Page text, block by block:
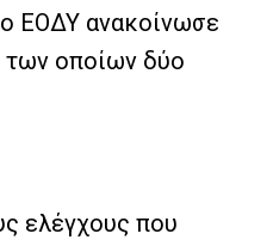
ΕΟΔΥ ανακοίνωσε
των οποίων δύο
ελέγχους που